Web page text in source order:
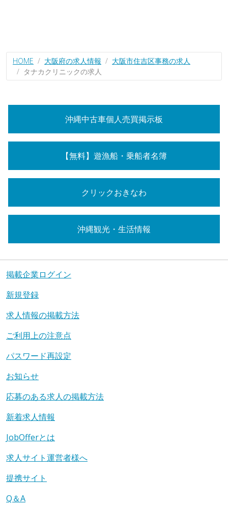
HOME 大阪府の求人情報
大阪市住吉区事務の求人
タナカクリニックの求人
沖縄中古車個人売買掲示板
【無料】遊漁船・乗船者名簿
クリックおきなわ
沖縄観光・生活情報
掲載企業ログイン
新規登録
求人情報の掲載方法
ご利用上の注意点
パスワード再設定
お知らせ
応募のある求人の掲載方法
新着求人情報
JobOfferとは
求人サイト運営者様へ
提携サイト
Q＆A